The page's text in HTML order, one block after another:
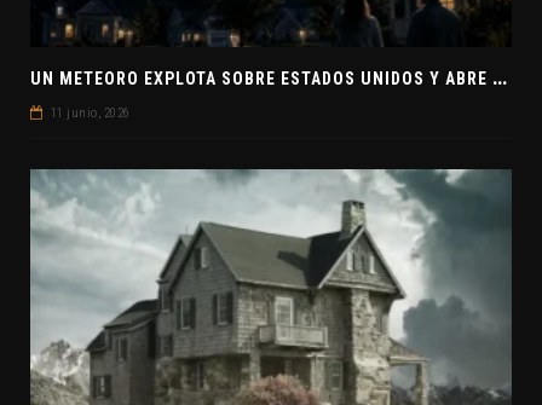
U
N METEORO EXPLOTA SOBRE ESTADOS UNIDOS Y ABRE LA PISTA DE POLAR-IM, UN POSIBLE VISITANTE INTERESTELAR
11 junio, 2026